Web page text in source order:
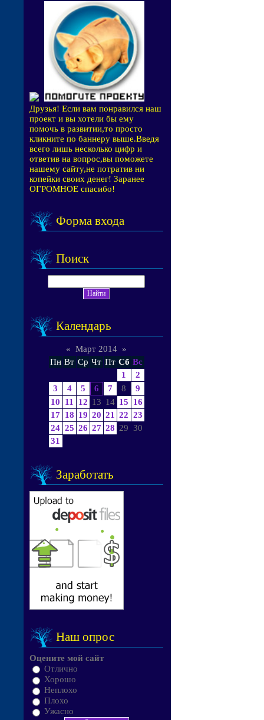
Друзья! Если вам понравился наш
проект и вы хотели бы ему
помочь в развитии,то просто
кликните по баннеру выше.Введя
всего лишь несколько цифр и
ответив на вопрос,вы поможете
нашему сайту,не потратив ни
копейки своих денег! Заранее
ОГРОМНОЕ спасибо!
Форма входа
Поиск
Календарь
« Март 2014 »
Пн Вт Ср Чт Пт Сб Вс
1
2
3
4 5 6 7 8
9
10
11 12 13 14 15
16
17 18 19 20 21 22 23
24 25 26 27 28 29 30
31
Заработать
Наш опрос
Оцените мой сайт
Отлично
Хорошо
Неплохо
Плохо
Ужасно